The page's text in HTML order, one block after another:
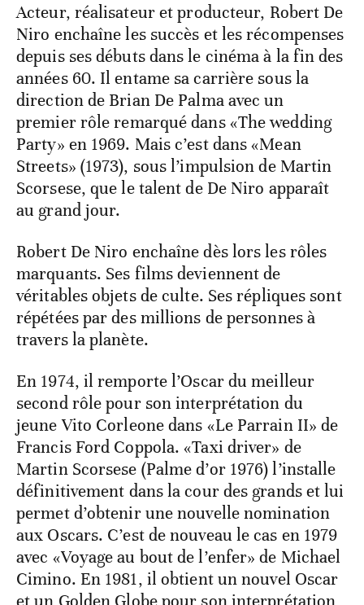
Acteur, réalisateur et producteur, Robert De
Niro enchaîne les succès et les récompenses
depuis ses débuts dans le cinéma à la fin des
années 60. Il entame sa carrière sous la
direction de Brian De Palma avec un
premier rôle remarqué dans «The wedding
Party» en 1969. Mais c’est dans «Mean
Streets» (1973), sous l’impulsion de Martin
Scorsese, que le talent de De Niro apparaît
au grand jour.
Robert De Niro enchaîne dès lors les rôles
marquants. Ses films deviennent de
véritables objets de culte. Ses répliques sont
répétées par des millions de personnes à
travers la planète.
En 1974, il remporte l’Oscar du meilleur
second rôle pour son interprétation du
jeune Vito Corleone dans «Le Parrain II» de
Francis Ford Coppola. «Taxi driver» de
Martin Scorsese (Palme d’or 1976) l’installe
définitivement dans la cour des grands et lui
permet d’obtenir une nouvelle nomination
aux Oscars. C’est de nouveau le cas en 1979
avec «Voyage au bout de l’enfer» de Michael
Cimino. En 1981, il obtient un nouvel Oscar
et un Golden Globe pour son interprétation